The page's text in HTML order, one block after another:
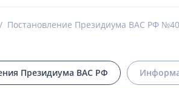
Постановление Президиума ВАС РФ
Президиума ВАС РФ